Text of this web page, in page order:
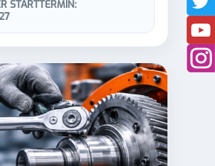
STARTTERMIN: